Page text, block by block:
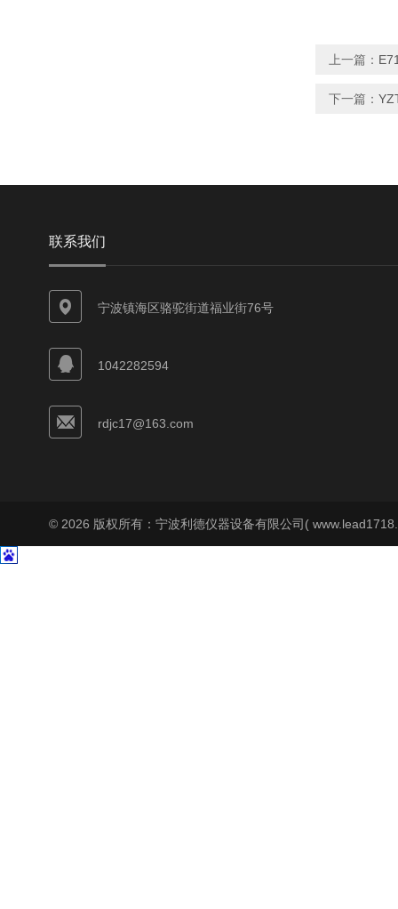
上一篇：
下一篇：
联系我们
宁波镇海区骆驼街道福业街76号
1042282594
rdjc17@163.com
© 2026 版权所有：宁波利德仪器设备有限公司(